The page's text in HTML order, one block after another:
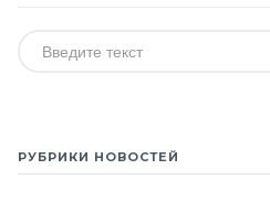
РУБРИКИ НОВОСТЕЙ